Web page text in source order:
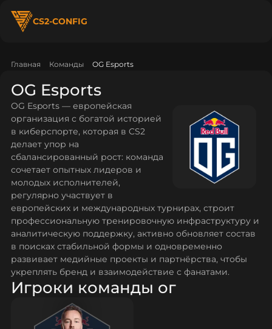
CS2-CONFIG
Главная Команды OG Esports
OG Esports
OG Esports — европейская
организация с богатой историей
в киберспорте, которая в CS2
делает упор на
сбалансированный рост: команда
сочетает опытных лидеров и
молодых исполнителей,
регулярно участвует в
европейских и международных турнирах, строит
профессиональную тренировочную инфраструктуру и
аналитическую поддержку, активно обновляет состав
в поисках стабильной формы и одновременно
развивает медийные проекты и партнёрства, чтобы
укреплять бренд и взаимодействие с фанатами.
Игроки команды ог